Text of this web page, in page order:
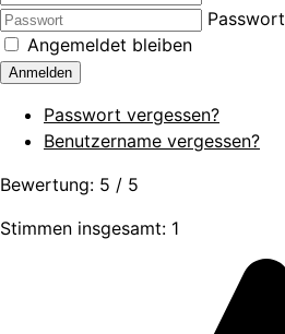
Passwort
Angemeldet bleiben
Anmelden
Passwort vergessen?
Benutzername vergessen?
Bewertung: 5 / 5
Stimmen insgesamt: 1